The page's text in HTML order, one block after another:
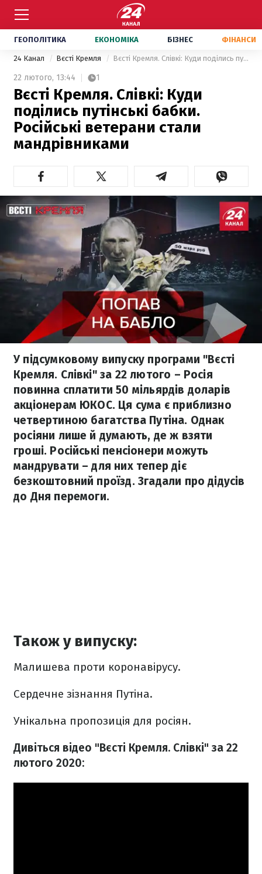
ГЕОПОЛІТИКА ЕКОНОМІКА БІЗНЕС ФІНАНСИ
24 Канал Вєсті Кремля Вєсті Кремля. Слівкі: Куди поділись путінські бабки. Російські ветерани стали мандрівниками
22 лютого, 13:44 1
Вєсті Кремля. Слівкі: Куди
поділись путінські бабки.
Російські ветерани стали
мандрівниками
У підсумковому випуску програми "Вєсті
Кремля. Слівкі" за 22 лютого – Росія
повинна сплатити 50 мільярдів доларів
акціонерам ЮКОС. Ця сума є приблизно
четвертиною багатства Путіна. Однак
росіяни лише й думають, де ж взяти
гроші. Російські пенсіонери можуть
мандрувати – для них тепер діє
безкоштовний проїзд. Згадали про дідусів
до Дня перемоги.
Також у випуску:
Малишева проти коронавірусу.
Сердечне зізнання Путіна.
Унікальна пропозиція для росіян.
Дивіться відео "Вєсті Кремля. Слівкі" за 22
лютого 2020: